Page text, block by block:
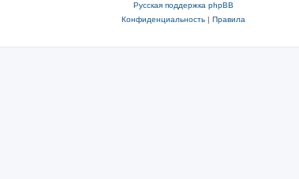
Русская поддержка phpBB
Конфиденциальность| Правила